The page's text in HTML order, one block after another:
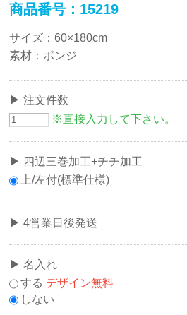
商品番号：15219
サイズ：60×180cm
素材：ポンジ
注文件数
※直接入力して下さい。
四辺三巻加工+チチ加工
上/左付(標準仕様)
4営業日後発送
名入れ
する デザイン無料
しない